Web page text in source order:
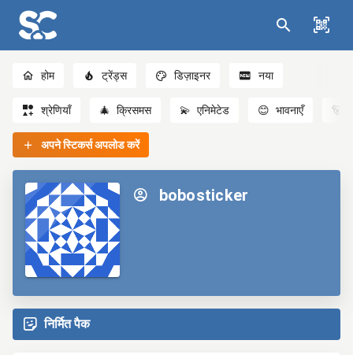
होम ट्रेंड्स डिज़ाइनर नया
श्रेणियाँ 🎄 क्रिसमस 💫 एनिमेटेड 😊 भावनाएँ 🐻
अपने स्टिकर्स अपलोड करें
bobosticker
निर्मित पैक